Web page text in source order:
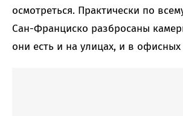
осмотреться. Практически по
Сан-Франциско разбросаны
они есть и на улицах, и в офисных